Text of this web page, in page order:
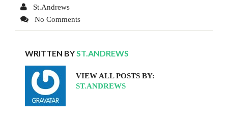
St.Andrews
No Comments
WRITTEN BYST.ANDREWS
VIEW ALL POSTS BY:
ST.ANDREWS